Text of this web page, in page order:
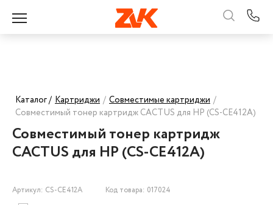
Каталог / Картриджи / Совместимые картриджи /
Совместимый тонер картридж CACTUS для HP (CS-CE412A)
Совместимый тонер картридж
CACTUS для HP (CS-CE412A)
Артикул: CS-CE412A Код товара: 017024